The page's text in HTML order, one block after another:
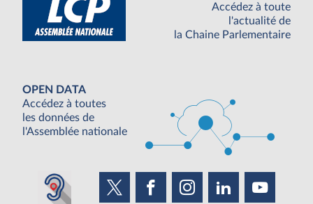
Accédez à toute
l'actualité de
la Chaine Parlementaire
OPEN DATA
Accédez à toutes
les données de
l'Assemblée nationale